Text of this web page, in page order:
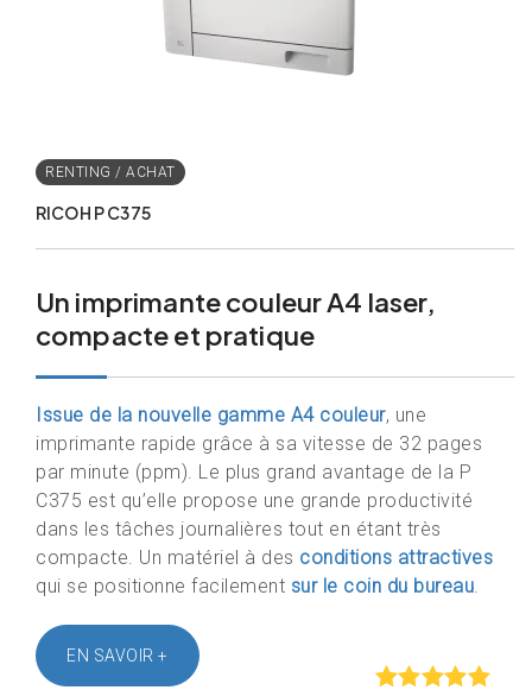
RICOH P C375
Un imprimante couleur A4 laser,
compacte et pratique
Issue de la nouvelle gamme A4 couleur, une
imprimante rapide grâce à sa vitesse de 32 pages
par minute (ppm). Le plus grand avantage de la P
C375 est qu’elle propose une grande productivité
dans les tâches journalières tout en étant très
compacte. Un matériel à des conditions attractives
qui se positionne facilement sur le coin du bureau.
EN SAVOIR +